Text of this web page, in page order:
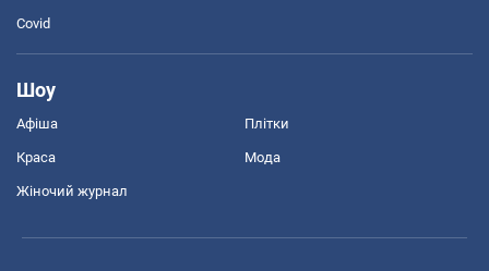
Covid
Шоу
Афіша Плітки
Краса Мода
Жіночий журнал